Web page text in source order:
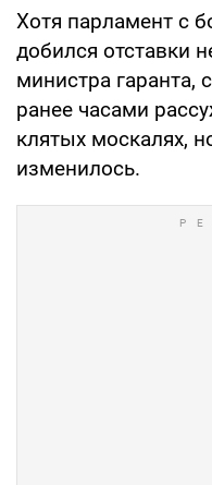
Хотя парламент с
добился отставки
министра гаранта,
ранее часами
клятых москалях,
изменилось.